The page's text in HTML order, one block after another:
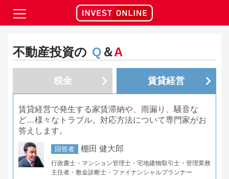
不動産投資の Q ＆A
税金 賃貸経営
賃貸経営で発生する家賃滞納や、雨漏り、騒音な
ど…様々なトラブル。対応方法について専門家がお
答えします。
回答者 棚田 健大郎
行政書士・マンション管理士・宅地建物取引士・管理業務
主任者・敷金診断士・ファイナンシャルプランナー